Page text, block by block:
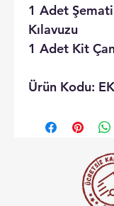
1 Adet
Kılavuzu
1 Adet Kit
Ürün Kodu: